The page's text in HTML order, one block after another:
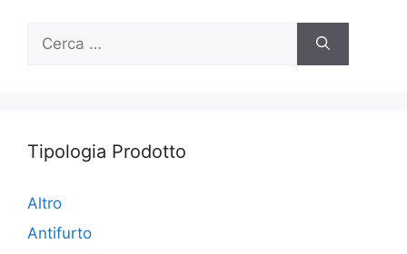
per:
Tipologia Prodotto
Altro
Antifurto